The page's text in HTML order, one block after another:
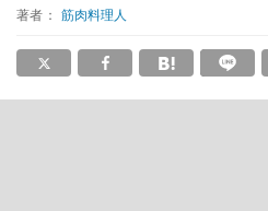
著者： 筋肉料理人